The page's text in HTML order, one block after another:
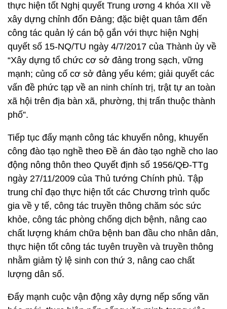
thực hiện tốt Nghị quyết Trung ương 4 khóa XII về
xây dựng chỉnh đốn Đảng; đặc biệt quan tâm đến
công tác quản lý cán bộ gắn với thực hiện Nghị
quyết số 15-NQ/TU ngày 4/7/2017 của Thành ủy về
“Xây dựng tổ chức cơ sở đảng trong sạch, vững
mạnh; củng cố cơ sở đảng yếu kém; giải quyết các
vấn đề phức tạp về an ninh chính trị, trật tự an toàn
xã hội trên địa bàn xã, phường, thị trấn thuộc thành
phố”.
Tiếp tục đẩy mạnh công tác khuyến nông, khuyến
công đào tạo nghề theo Đề án đào tạo nghề cho lao
động nông thôn theo Quyết định số 1956/QĐ-TTg
ngày 27/11/2009 của Thủ tướng Chính phủ. Tập
trung chỉ đạo thực hiện tốt các Chương trình quốc
gia về y tế, công tác truyền thông chăm sóc sức
khỏe, công tác phòng chống dịch bệnh, nâng cao
chất lượng khám chữa bệnh ban đầu cho nhân dân,
thực hiện tốt công tác tuyên truyền và truyền thông
nhằm giảm tỷ lệ sinh con thứ 3, nâng cao chất
lượng dân số.
Đẩy mạnh cuộc vận động xây dựng nếp sống văn